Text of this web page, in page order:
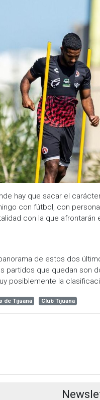
hay que sacar el
con fútbol, con
con la que
de estos dos
partidos que quedan son
posiblemente la
de Tijuana Club Tijuana